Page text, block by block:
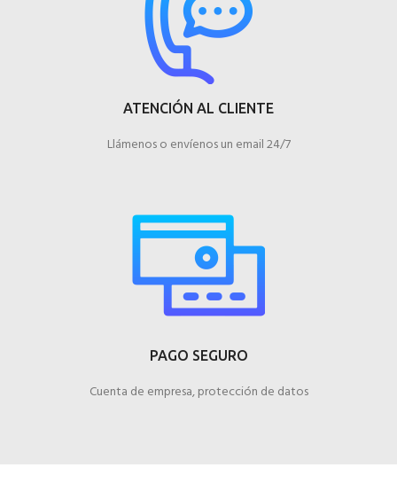
ATENCIÓN AL CLIENTE
Llámenos o envíenos un email 24/7
PAGO SEGURO
Cuenta de empresa, protección de datos